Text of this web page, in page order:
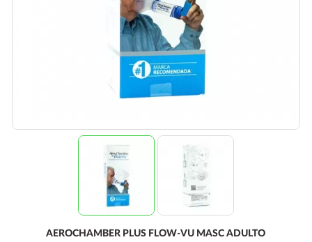
AEROCHAMBER PLUS FLOW-VU MASC ADULTO